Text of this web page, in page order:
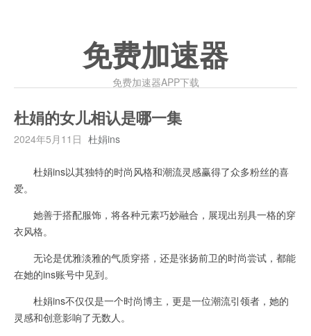
免费加速器
免费加速器APP下载
杜娟的女儿相认是哪一集
2024年5月11日 杜娟ins
杜娟ins以其独特的时尚风格和潮流灵感赢得了众多粉丝的喜
爱。
她善于搭配服饰，将各种元素巧妙融合，展现出别具一格的穿
衣风格。
无论是优雅淡雅的气质穿搭，还是张扬前卫的时尚尝试，都能
在她的ins账号中见到。
杜娟ins不仅仅是一个时尚博主，更是一位潮流引领者，她的
灵感和创意影响了无数人。